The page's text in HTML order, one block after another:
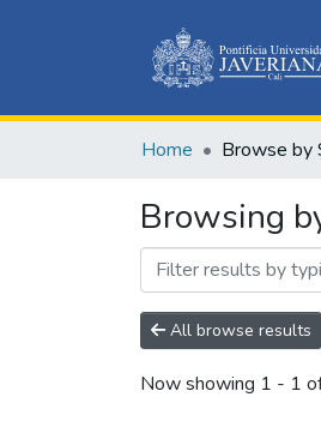
Home Browse by
Browsing
All browse results
Now showing 1 - 1